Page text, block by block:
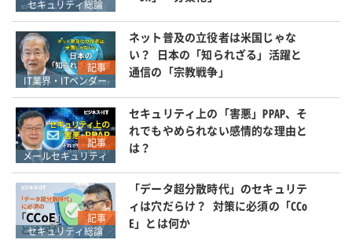
セキュリティ総論
記事
IT業界・ITベンダー
ネット普及の立役者は米国じゃな
い？ 日本の「知られざる」活躍と
通信の「宗教戦争」
記事
メールセキュリティ
セキュリティ上の「害悪」PPAP、そ
れでもやめられない感情的な理由と
は？
記事
セキュリティ総論
「データ超分散時代」のセキュリテ
ィは穴だらけ？ 対策に必須の「CCo
E」とは何か